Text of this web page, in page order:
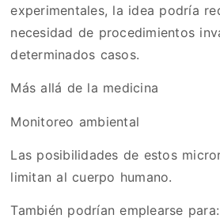
experimentales, la idea podría
necesidad de procedimientos
determinados casos.
Más allá de la medicina
Monitoreo ambiental
Las posibilidades de estos
limitan al cuerpo humano.
También podrían emplearse para: